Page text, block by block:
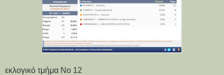
εκλογικό τμήμα Νο 12